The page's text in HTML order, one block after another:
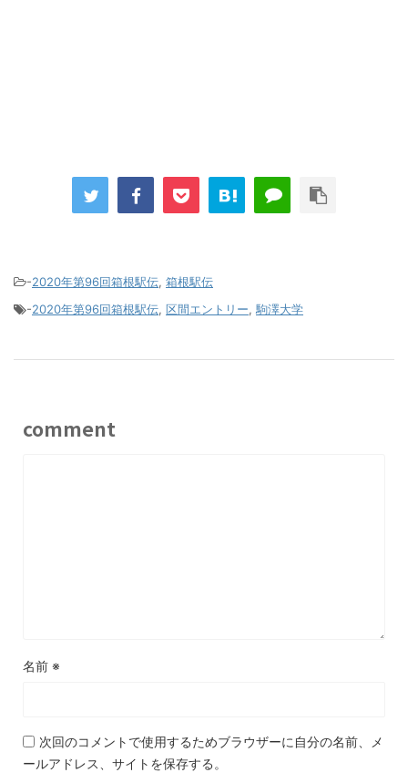
-2020年第96回箱根駅伝, 箱根駅伝
-2020年第96回箱根駅伝, 区間エントリー,駒澤大学
comment
名前 ※
次回のコメントで使用するためブラウザーに自分の名前、メ
ールアドレス、サイトを保存する。